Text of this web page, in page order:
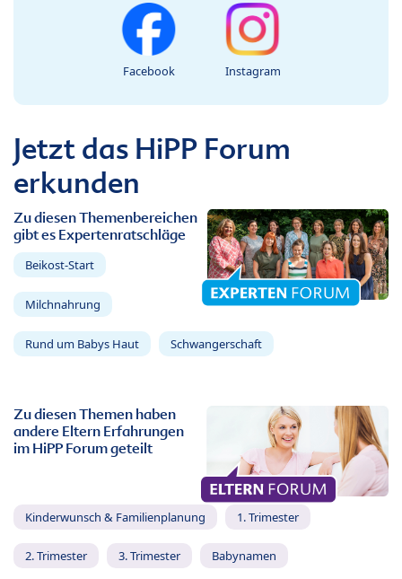
Facebook Instagram
Jetzt das HiPP Forum
erkunden
Zu diesen Themenbereichen
gibt es Expertenratschläge
Beikost-Start
Milchnahrung
Rund um Babys Haut Schwangerschaft
Zu diesen Themen haben
andere Eltern Erfahrungen
im HiPP Forum geteilt
Kinderwunsch & Familienplanung 1. Trimester
2. Trimester 3. Trimester Babynamen